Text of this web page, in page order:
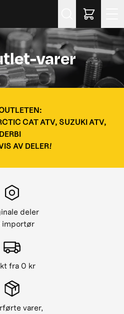
varer
CAT ATV, SUZUKI ATV,
AV DELER!
deler
importør
fra 0 kr
varer,